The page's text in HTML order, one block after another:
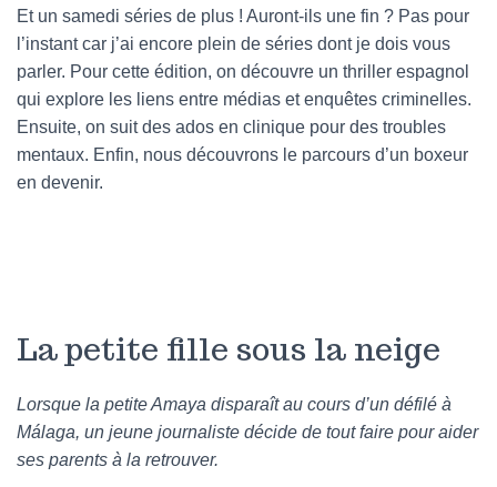
Et un samedi séries de plus ! Auront-ils une fin ? Pas pour
l’instant car j’ai encore plein de séries dont je dois vous
parler. Pour cette édition, on découvre un thriller espagnol
qui explore les liens entre médias et enquêtes criminelles.
Ensuite, on suit des ados en clinique pour des troubles
mentaux. Enfin, nous découvrons le parcours d’un boxeur
en devenir.
La petite fille sous la neige
Lorsque la petite Amaya disparaît au cours d’un défilé à
Málaga, un jeune journaliste décide de tout faire pour aider
ses parents à la retrouver.